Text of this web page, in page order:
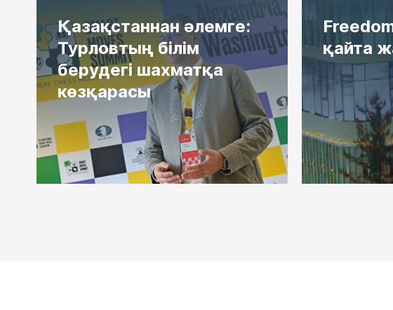
Қазақстаннан әлемге:
Турловтың білім
берудегі шахматқа
көзқарасы
қайта